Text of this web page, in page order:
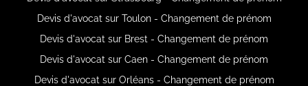
Devis d'avocat sur Toulon - Changement de prénom
Devis d'avocat sur Brest - Changement de prénom
Devis d'avocat sur Caen - Changement de prénom
Devis d'avocat sur Orléans - Changement de prénom